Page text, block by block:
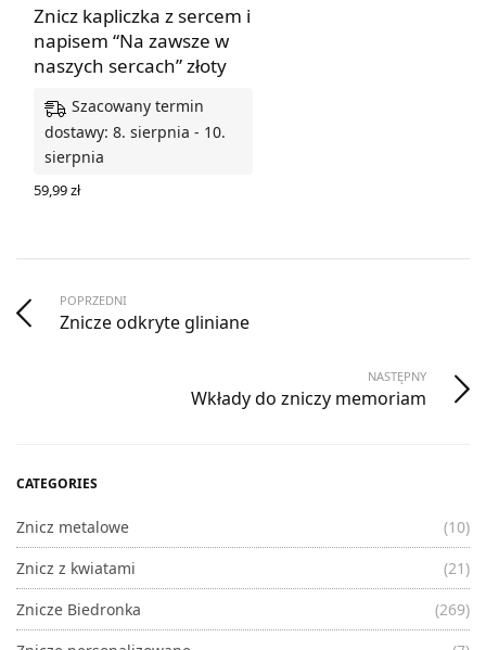
Znicz kapliczka z sercem i
napisem “Na zawsze w
naszych sercach” złoty
Szacowany termin
dostawy: 8. sierpnia - 10.
sierpnia
59,99zł
POPRZEDNI
Znicze odkryte gliniane
NASTĘPNY
Wkłady do zniczy memoriam
CATEGORIES
Znicz metalowe
(10)
Znicz z kwiatami
(21)
Znicze Biedronka
(269)